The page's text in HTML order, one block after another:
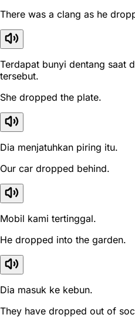
There was a clang as he
Terdapat bunyi dentang saat
tersebut.
She dropped the plate.
Dia menjatuhkan piring itu.
Our car dropped behind.
Mobil kami tertinggal.
He dropped into the garden.
Dia masuk ke kebun.
They have dropped out of